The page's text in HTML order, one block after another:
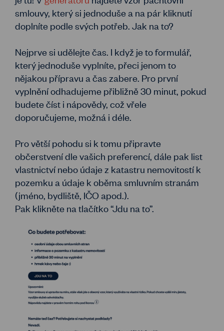
smlouvy, který si jednoduše a na pár kliknutí
doplníte podle svých potřeb. Jak na to?
Nejprve si udělejte čas. I když je to formulář,
který jednoduše vyplníte, přeci jenom to
nějakou přípravu a čas zabere. Pro první
vyplnění odhadujeme přibližně 30 minut, pokud
budete číst i nápovědy, což vřele
doporučujeme, možná i déle.
Pro větší pohodu si k tomu připravte
občerstvení dle vašich preferencí, dále pak list
vlastnictví nebo údaje z katastru nemovitostí k
pozemku a údaje k oběma smluvním stranám
(jméno, bydliště, IČO apod.).
Pak klikněte na tlačítko “Jdu na to”.